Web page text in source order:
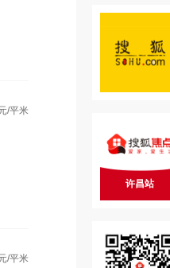
/平米
/平米
许昌站